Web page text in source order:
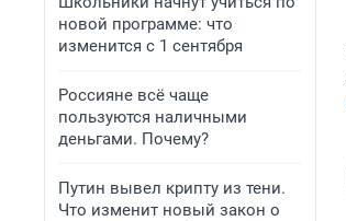
новой программе: что
изменится с 1 сентября
Россияне всё чаще
пользуются наличными
деньгами. Почему?
Путин вывел крипту из тени.
Что изменит новый закон о